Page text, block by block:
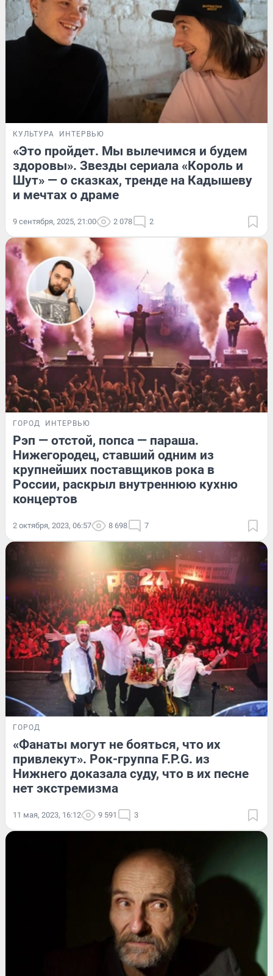
КУЛЬТУРА ИНТЕРВЬЮ
«Это пройдет. Мы вылечимся и будем
здоровы». Звезды сериала «Король и
Шут» — о сказках, тренде на Кадышеву
и мечтах о драме
9 сентября, 2025, 21:00 2 078 2
ГОРОД ИНТЕРВЬЮ
Рэп — отстой, попса — параша.
Нижегородец, ставший одним из
крупнейших поставщиков рока в
России, раскрыл внутреннюю кухню
концертов
2 октября, 2023, 06:57 8 698 7
ГОРОД
«Фанаты могут не бояться, что их
привлекут». Рок-группа F.P.G. из
Нижнего доказала суду, что в их песне
нет экстремизма
11 мая, 2023, 16:12 9 591 3